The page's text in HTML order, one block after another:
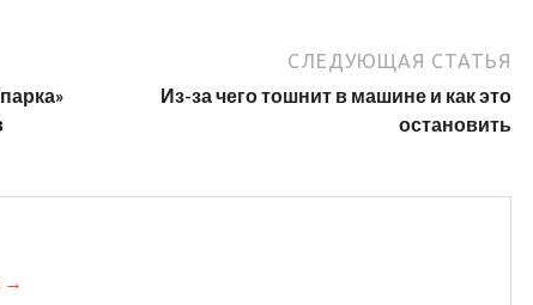
СЛЕДУЮЩАЯ СТАТЬЯ
Из-за чего тошнит в машине и как это
остановить
→